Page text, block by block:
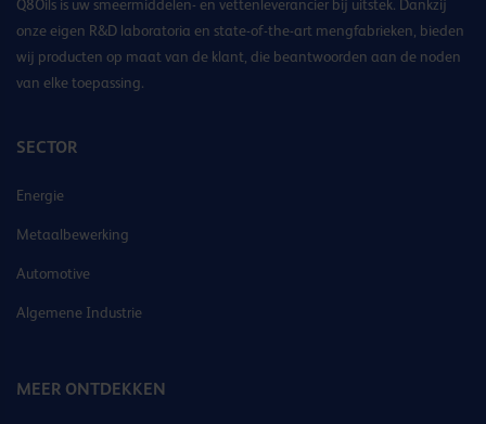
Q8Oils is uw smeermiddelen- en vettenleverancier bij uitstek. Dankzij
onze eigen R&D laboratoria en state-of-the-art mengfabrieken, bieden
wij producten op maat van de klant, die beantwoorden aan de noden
van elke toepassing.
SECTOR
Energie
Metaalbewerking
Automotive
Algemene Industrie
MEER ONTDEKKEN